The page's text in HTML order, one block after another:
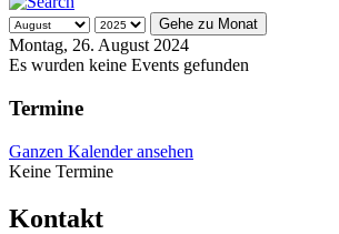
Gehe zu Monat
Montag, 26. August 2024
Es wurden keine Events gefunden
Termine
Ganzen Kalender ansehen
Keine Termine
Kontakt